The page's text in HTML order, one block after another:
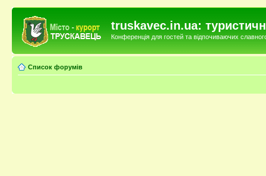
truskavec.in.ua:
Конференція для гостей та відпочиваючих
Список форумів